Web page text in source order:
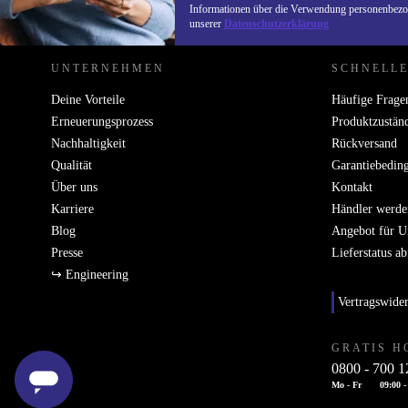
Informationen über die Verwendung
unserer Datenschutzerklärung
REFURBED DEUTSCHLAND - RETHINK NEW.
UNTERNEHMEN
Deine Vorteile
Erneuerungsprozess
Nachhaltigkeit
Qualität
Über uns
Karriere
Blog
Presse
↪ Engineering
Häufige
Rückversand
Kontakt
Händler
Angebot für
Lieferstatus
GRATIS
0800 - 700
Mo - Fr 09:00 -